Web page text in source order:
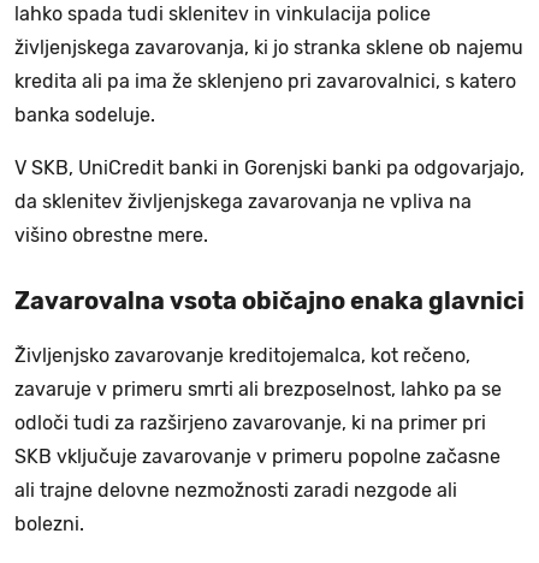
lahko spada tudi sklenitev in vinkulacija police
življenjskega zavarovanja, ki jo stranka sklene ob najemu
kredita ali pa ima že sklenjeno pri zavarovalnici, s katero
banka sodeluje.
V SKB, UniCredit banki in Gorenjski banki pa odgovarjajo,
da sklenitev življenjskega zavarovanja ne vpliva na
višino obrestne mere.
Zavarovalna vsota običajno enaka glavnici
Življenjsko zavarovanje kreditojemalca, kot rečeno,
zavaruje v primeru smrti ali brezposelnost, lahko pa se
odloči tudi za razširjeno zavarovanje, ki na primer pri
SKB vključuje zavarovanje v primeru popolne začasne
ali trajne delovne nezmožnosti zaradi nezgode ali
bolezni.